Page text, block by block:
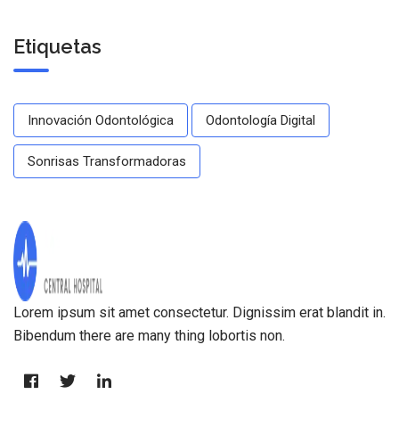
Etiquetas
Innovación Odontológica Odontología Digital
Sonrisas Transformadoras
Lorem ipsum sit amet consectetur. Dignissim erat blandit in.
Bibendum there are many thing lobortis non.